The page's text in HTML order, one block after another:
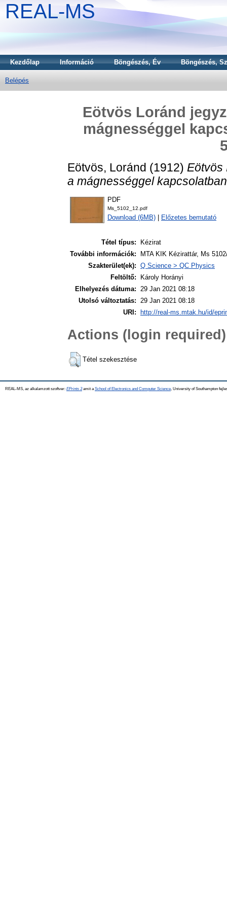
REAL-MS
Kezdőlap Információ Böngészés, Év Böngészés,
Belépés
Eötvös Loránd
mágnességgel
Eötvös, Loránd (1912) Eötvös
a mágnességgel
PDF
Ms_5102_12.pdf
Download (6MB) Előzetes bemutató
Tétel típus:
Kézirat
További információk:
MTA KIK Kézirattár, Ms
Szakterület(ek): Q Science > QC Physics
Feltöltő:
Károly Horányi
Elhelyezés dátuma: 29 Jan 2021 08:18
Utolsó változtatás: 29 Jan 2021 08:18
URI:
http://real-ms.mtak.hu/id/
Actions (login required)
Tétel szekesztése
REAL-MS, az alkalamzott szoftver: EPrints 3amit a School of Electronics and Computer Science , University of Southampton